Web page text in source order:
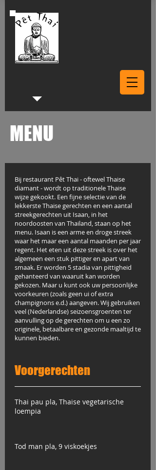
MENU
Bij restaurant Pêt Thai - oftewel Thaise
diamant - wordt op traditionele Thaise
wijze gekookt. Een fijne selectie van de
lekkerste Thaise gerechten en een aantal
streekgerechten uit Isaan, in het
noordoosten van Thailand, staan op het
menu. Isaan is een arme en droge streek
waar het maar een aantal maanden per jaar
regent. Het eten uit deze streek is over het
algemeen een stuk pittiger en apart van
smaak. Er worden 5 stadia van pittigheid
gehanteerd van waaruit kan worden
gekozen. Maar u kunt ook uw persoonlijke
voorkeuren (zoals geen ui of extra
champignons e.d.) aangeven. Wij gebruiken
veel (Nederlandse) seizoensgroenten ter
aanvulling op de gerechten om u een zo
originele, betaalbare en gezonde maaltijd te
kunnen bieden.
Voorgerechten
Thai pau pla, Thaise vegetarische
loempia
Tod man pla, 9 viskoekjes